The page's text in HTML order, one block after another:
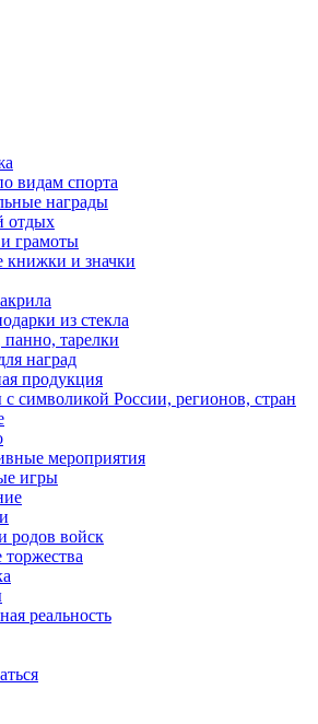
видам спорта
награды
отдых
грамоты
книжки и значки
из стекла
тарелки
наград
продукция
символикой России, регионов, стран
мероприятия
игры
родов войск
реальность